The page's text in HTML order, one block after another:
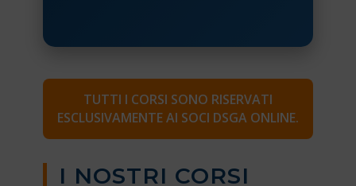
TUTTI I CORSI SONO RISERVATI
ESCLUSIVAMENTE AI SOCI DSGA ONLINE.
I NOSTRI CORSI